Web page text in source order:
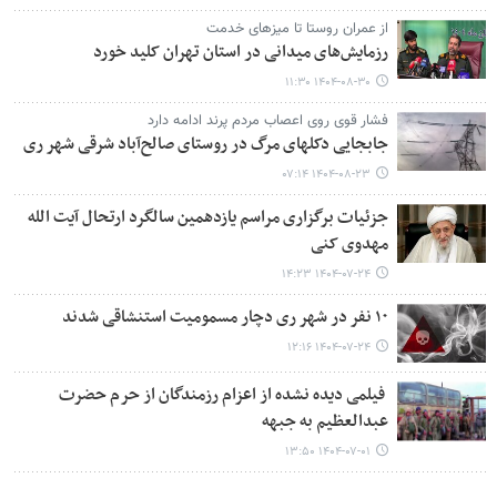
از عمران روستا تا میزهای خدمت
رزمایش‌های میدانی در استان تهران کلید خورد
۱۴۰۴-۰۸-۳۰ ۱۱:۳۰
فشار قوی روی اعصاب مردم پرند ادامه دارد
جابجایی دکلهای مرگ در روستای صالح‌آباد شرقی شهر ری
۱۴۰۴-۰۸-۲۳ ۰۷:۱۴
جزئیات برگزاری مراسم یازدهمین سالگرد ارتحال آیت الله
مهدوی کنی
۱۴۰۴-۰۷-۲۴ ۱۴:۲۳
۱۰ نفر در شهر ری دچار مسمومیت استنشاقی شدند
۱۴۰۴-۰۷-۲۴ ۱۲:۱۶
فیلمی دیده نشده از اعزام رزمندگان از حرم حضرت
عبدالعظیم به جبهه‌
۱۴۰۴-۰۷-۰۱ ۱۳:۵۰